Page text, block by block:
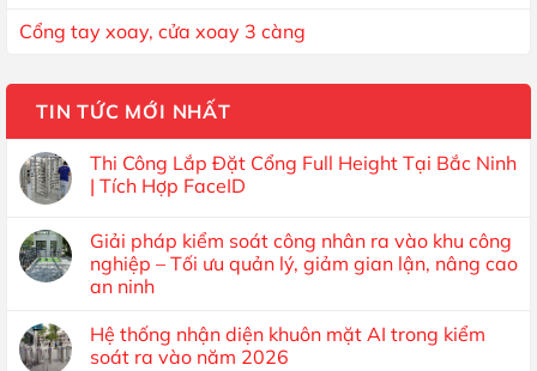
Cổng tay xoay, cửa xoay 3 càng
TIN TỨC MỚI NHẤT
Thi Công Lắp Đặt Cổng Full Height Tại Bắc Ninh
| Tích Hợp FaceID
Giải pháp kiểm soát công nhân ra vào khu công
nghiệp – Tối ưu quản lý, giảm gian lận, nâng cao
an ninh
Hệ thống nhận diện khuôn mặt AI trong kiểm
soát ra vào năm 2026